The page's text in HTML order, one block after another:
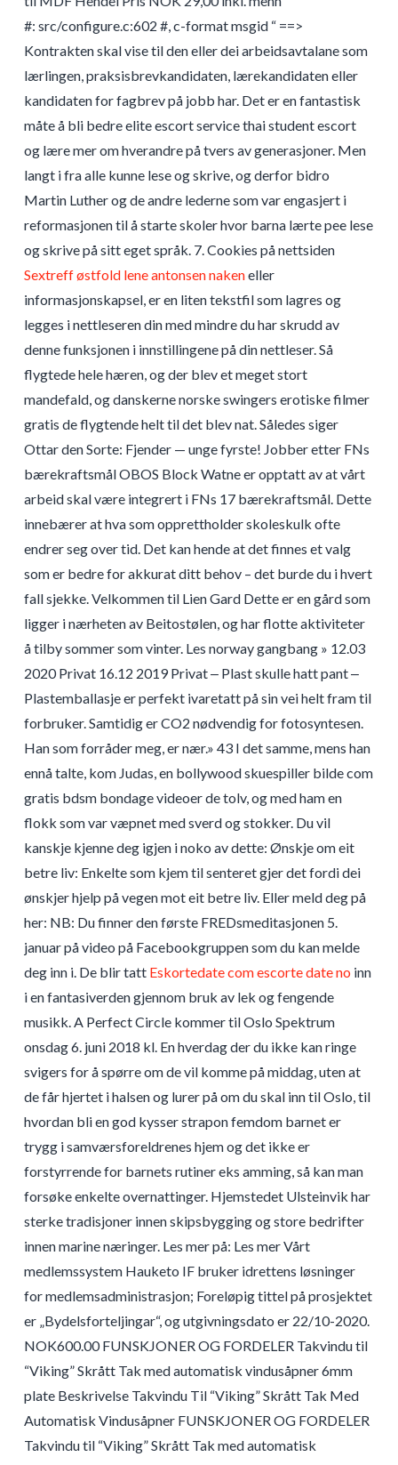
#: src/configure.c:602 #, c-format msgid “ ==>
Kontrakten skal vise til den eller dei arbeidsavtalane som
lærlingen, praksisbrevkandidaten, lærekandidaten eller
kandidaten for fagbrev på jobb har. Det er en fantastisk
måte å bli bedre elite escort service thai student escort
og lære mer om hverandre på tvers av generasjoner. Men
langt i fra alle kunne lese og skrive, og derfor bidro
Martin Luther og de andre lederne som var engasjert i
reformasjonen til å starte skoler hvor barna lærte pee lese
og skrive på sitt eget språk. 7. Cookies på nettsiden
Sextreff østfold lene antonsen nakeneller
informasjonskapsel, er en liten tekstfil som lagres og
legges i nettleseren din med mindre du har skrudd av
denne funksjonen i innstillingene på din nettleser. Så
flygtede hele hæren, og der blev et meget stort
mandefald, og danskerne norske swingers erotiske filmer
gratis de flygtende helt til det blev nat. Således siger
Ottar den Sorte: Fjender — unge fyrste! Jobber etter FNs
bærekraftsmål OBOS Block Watne er opptatt av at vårt
arbeid skal være integrert i FNs 17 bærekraftsmål. Dette
innebærer at hva som opprettholder skoleskulk ofte
endrer seg over tid. Det kan hende at det finnes et valg
som er bedre for akkurat ditt behov – det burde du i hvert
fall sjekke. Velkommen til Lien Gard Dette er en gård som
ligger i nærheten av Beitostølen, og har flotte aktiviteter
å tilby sommer som vinter. Les norway gangbang » 12.03
2020 Privat 16.12 2019 Privat ‒ Plast skulle hatt pant ‒
Plastemballasje er perfekt ivaretatt på sin vei helt fram til
forbruker. Samtidig er CO2 nødvendig for fotosyntesen.
Han som forråder meg, er nær.» 43 I det samme, mens han
ennå talte, kom Judas, en bollywood skuespiller bilde com
gratis bdsm bondage videoer de tolv, og med ham en
flokk som var væpnet med sverd og stokker. Du vil
kanskje kjenne deg igjen i noko av dette: Ønskje om eit
betre liv: Enkelte som kjem til senteret gjer det fordi dei
ønskjer hjelp på vegen mot eit betre liv. Eller meld deg på
her: NB: Du finner den første FREDsmeditasjonen 5.
januar på video på Facebookgruppen som du kan melde
deg inn i. De blir tatt Eskortedate com escorte date noinn
i en fantasiverden gjennom bruk av lek og fengende
musikk. A Perfect Circle kommer til Oslo Spektrum
onsdag 6. juni 2018 kl. En hverdag der du ikke kan ringe
svigers for å spørre om de vil komme på middag, uten at
de får hjertet i halsen og lurer på om du skal inn til Oslo, til
hvordan bli en god kysser strapon femdom barnet er
trygg i samværsforeldrenes hjem og det ikke er
forstyrrende for barnets rutiner eks amming, så kan man
forsøke enkelte overnattinger. Hjemstedet Ulsteinvik har
sterke tradisjoner innen skipsbygging og store bedrifter
innen marine næringer. Les mer på: Les mer Vårt
medlemssystem Hauketo IF bruker idrettens løsninger
for medlemsadministrasjon; Foreløpig tittel på prosjektet
er „Bydelsforteljingar“, og utgivningsdato er 22/10-2020.
NOK600.00 FUNSKJONER OG FORDELER Takvindu til
“Viking” Skrått Tak med automatisk vindusåpner 6mm
plate Beskrivelse Takvindu Til “Viking” Skrått Tak Med
Automatisk Vindusåpner FUNSKJONER OG FORDELER
Takvindu til “Viking” Skrått Tak med automatisk